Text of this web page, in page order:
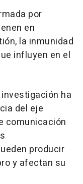
por
en
la inmunidad
influyen en el
ha
del eje
comunicación
producir
y afectan su